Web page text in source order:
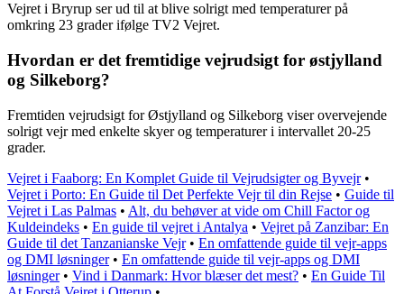
Vejret i Bryrup ser ud til at blive solrigt med temperaturer på
omkring 23 grader ifølge TV2 Vejret.
Hvordan er det fremtidige vejrudsigt for østjylland
og Silkeborg?
Fremtiden vejrudsigt for Østjylland og Silkeborg viser overvejende
solrigt vejr med enkelte skyer og temperaturer i intervallet 20-25
grader.
Vejret i Faaborg: En Komplet Guide til Vejrudsigter og Byvejr•
Vejret i Porto: En Guide til Det Perfekte Vejr til din Rejse • Guide til
Vejret i Las Palmas • Alt, du behøver at vide om Chill Factor og
Kuldeindeks • En guide til vejret i Antalya • Vejret på Zanzibar: En
Guide til det Tanzanianske Vejr• En omfattende guide til vejr-apps
og DMI løsninger• En omfattende guide til vejr-apps og DMI
løsninger• Vind i Danmark: Hvor blæser det mest? • En Guide Til